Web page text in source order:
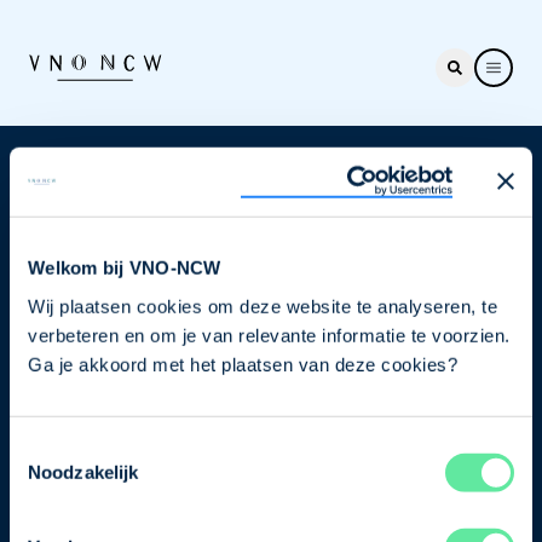
Welkom bij VNO-NCW
Wij plaatsen cookies om deze website te analyseren, te
verbeteren en om je van relevante informatie te voorzien.
Ga je akkoord met het plaatsen van deze cookies?
Noodzakelijk
Nieuwsbrief
je nu in voor de VNO-NCW nieuwsbrief.
Schrijf je in
Direct naar
Ons verhaal